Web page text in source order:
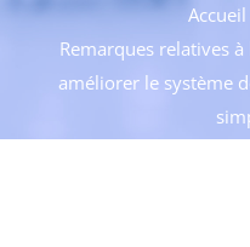
Accueil
Remarques relatives
améliorer le système